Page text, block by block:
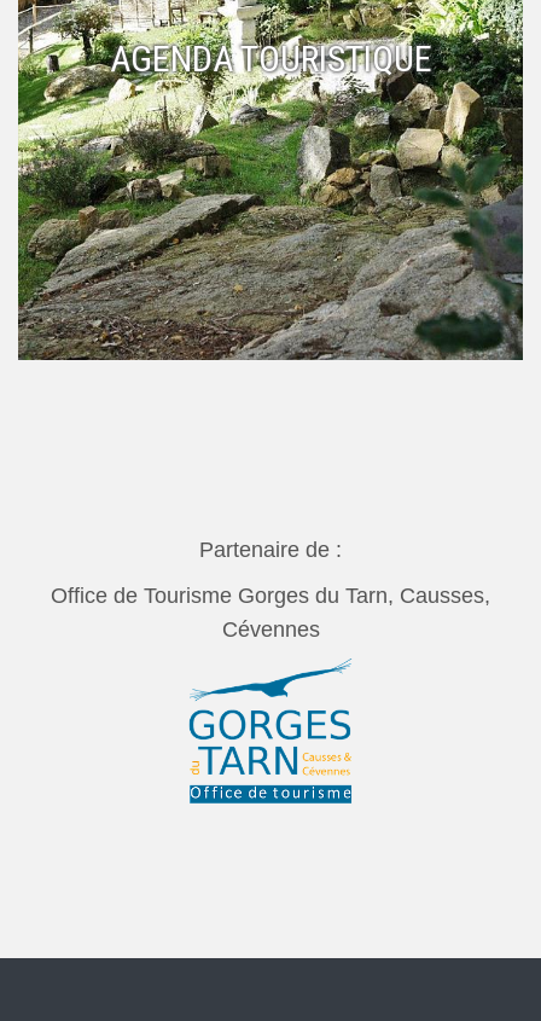
AGENDA TOURISTIQUE
Partenaire de :
Office de Tourisme Gorges du Tarn, Causses,
Cévennes